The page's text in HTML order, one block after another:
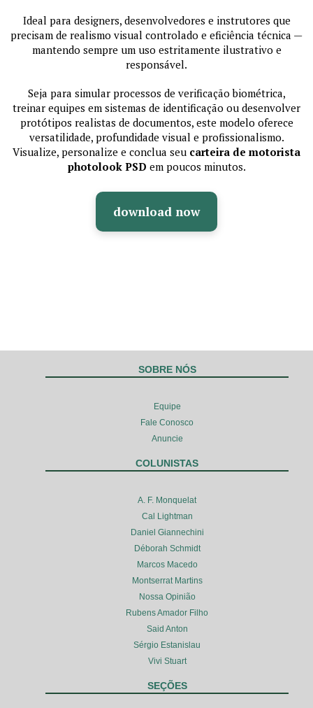
Ideal para designers, desenvolvedores e instrutores que
precisam de realismo visual controlado e eficiência técnica —
mantendo sempre um uso estritamente ilustrativo e
responsável.
Seja para simular processos de verificação biométrica,
treinar equipes em sistemas de identificação ou desenvolver
protótipos realistas de documentos, este modelo oferece
versatilidade, profundidade visual e profissionalismo.
Visualize, personalize e conclua seu carteira de motorista
photolook PSD em poucos minutos.
download now
SOBRE NÓS
Equipe
Fale Conosco
Anuncie
COLUNISTAS
A. F. Monquelat
Cal Lightman
Daniel Giannechini
Déborah Schmidt
Marcos Macedo
Montserrat Martins
Nossa Opinião
Rubens Amador Filho
Said Anton
Sérgio Estanislau
Vivi Stuart
SEÇÕES